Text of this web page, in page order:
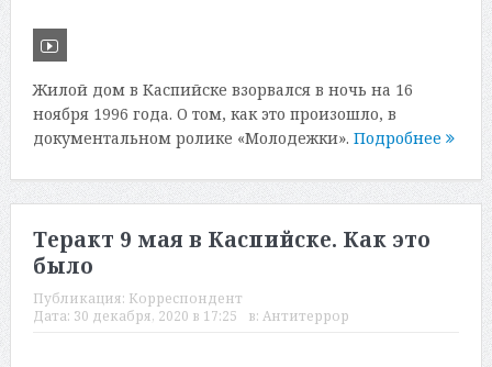
Жилой дом в Каспийске взорвался в ночь на 16
ноября 1996 года. О том, как это произошло, в
документальном ролике «Молодежки». Подробнее
Теракт 9 мая в Каспийске. Как это
было
Публикация: Корреспондент
Дата: 30 декабря, 2020 в 17:25 в: Антитеррор